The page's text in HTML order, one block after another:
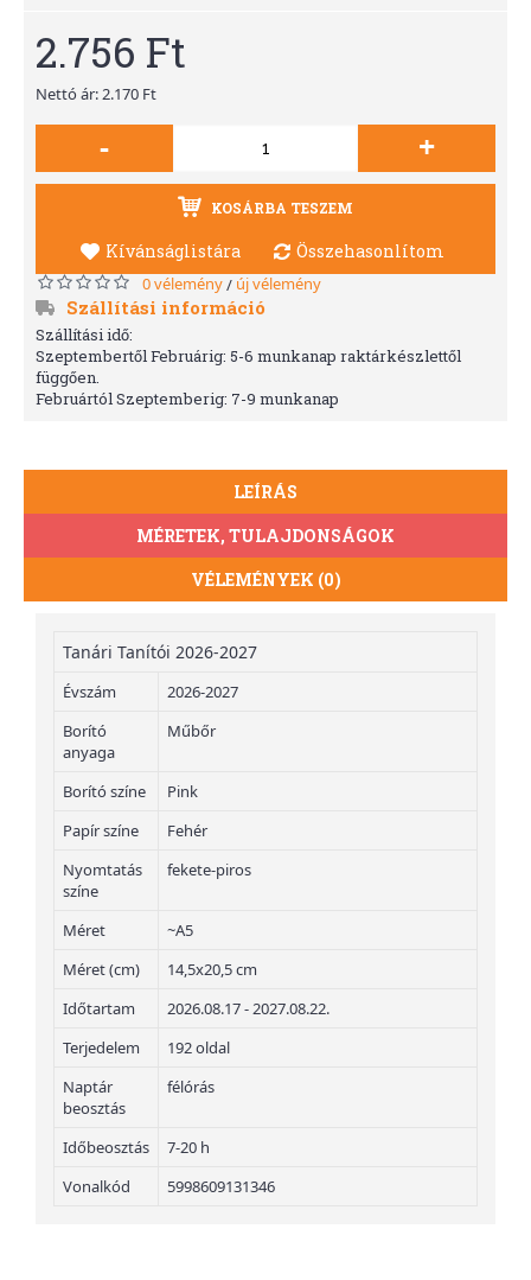
2.756 Ft
Nettó ár: 2.170 Ft
- +
KOSÁRBA TESZEM
Kívánságlistára Összehasonlítom
0 vélemény/ új vélemény
Szállítási információ
Szállítási idő:
Szeptembertől Februárig: 5-6 munkanap raktárkészlettől
függően.
Februártól Szeptemberig: 7-9 munkanap
LEÍRÁS
MÉRETEK, TULAJDONSÁGOK
VÉLEMÉNYEK (0)
Tanári Tanítói 2026-2027
Évszám
2026-2027
Borító
anyaga
Műbőr
Borító színe
Pink
Papír színe
Fehér
Nyomtatás
színe
fekete-piros
Méret
~A5
Méret (cm)
14,5x20,5 cm
Időtartam
2026.08.17 - 2027.08.22.
Terjedelem
192 oldal
Naptár
beosztás
félórás
Időbeosztás
7-20 h
Vonalkód
5998609131346